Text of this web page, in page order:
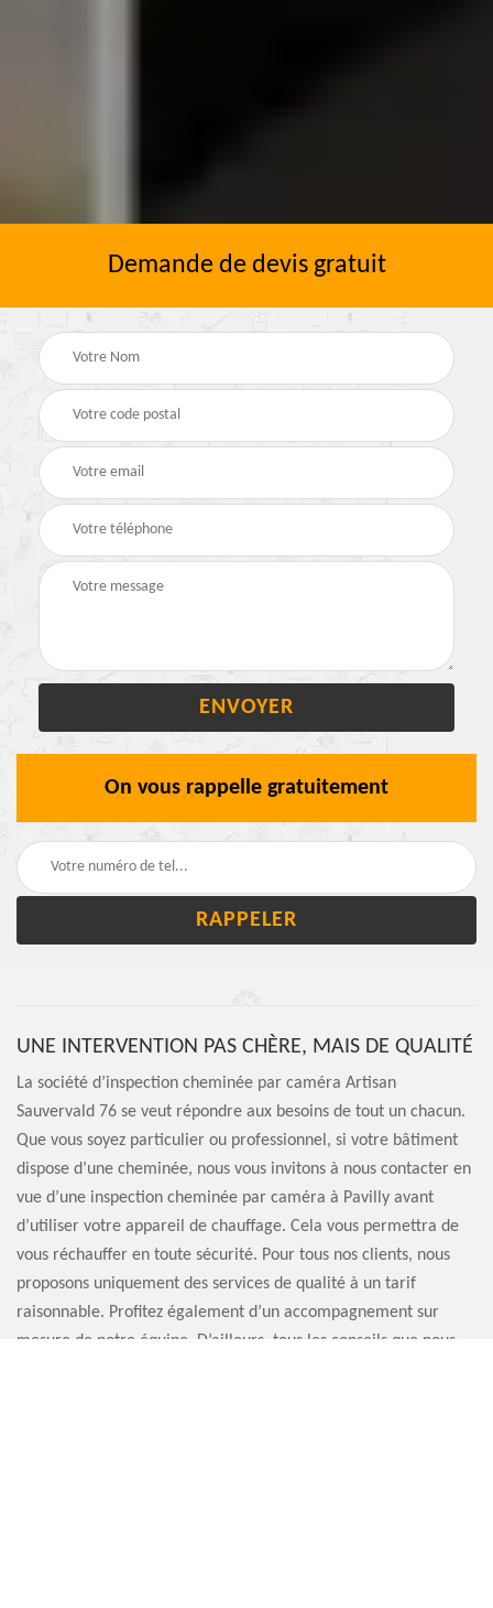
Demande de devis gratuit
On vous rappelle gratuitement
UNE INTERVENTION PAS CHÈRE, MAIS DE QUALITÉ
La société d’inspection cheminée par caméra Artisan
Sauvervald 76 se veut répondre aux besoins de tout un chacun.
Que vous soyez particulier ou professionnel, si votre bâtiment
dispose d’une cheminée, nous vous invitons à nous contacter en
vue d’une inspection cheminée par caméra à Pavilly avant
d’utiliser votre appareil de chauffage. Cela vous permettra de
vous réchauffer en toute sécurité. Pour tous nos clients, nous
proposons uniquement des services de qualité à un tarif
raisonnable. Profitez également d’un accompagnement sur
mesure de notre équipe. D’ailleurs, tous les conseils que nous